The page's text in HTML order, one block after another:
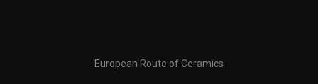
European Route of Ceramics